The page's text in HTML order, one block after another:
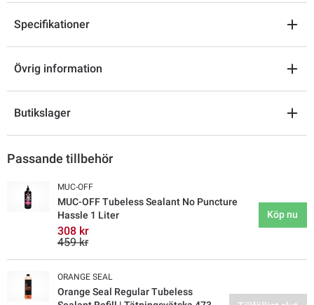
Specifikationer
Övrig information
Butikslager
Passande tillbehör
MUC-OFF
MUC-OFF Tubeless Sealant No Puncture
Hassle 1 Liter
308 kr
459 kr
Köp nu
ORANGE SEAL
Orange Seal Regular Tubeless